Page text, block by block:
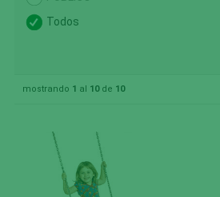
Todos
mostrando 1 al 10de 10